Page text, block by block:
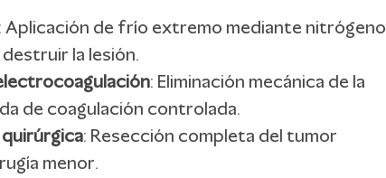
: Aplicación de frío extremo mediante nitrógeno
la lesión.
: Eliminación mecánica de la
de coagulación controlada.
: Resección completa del tumor
menor.